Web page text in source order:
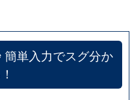
簡単入力でスグ分か